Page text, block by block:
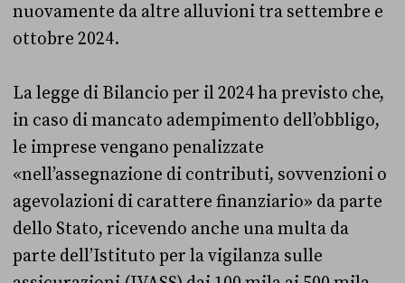
nuovamente da altre alluvioni tra settembre e
ottobre 2024.
La legge di Bilancio per il 2024 ha previsto che,
in caso di mancato adempimento dell’obbligo,
le imprese vengano penalizzate
«nell’assegnazione di contributi, sovvenzioni o
agevolazioni di carattere finanziario» da parte
dello Stato, ricevendo anche una multa da
parte dell’Istituto per la vigilanza sulle